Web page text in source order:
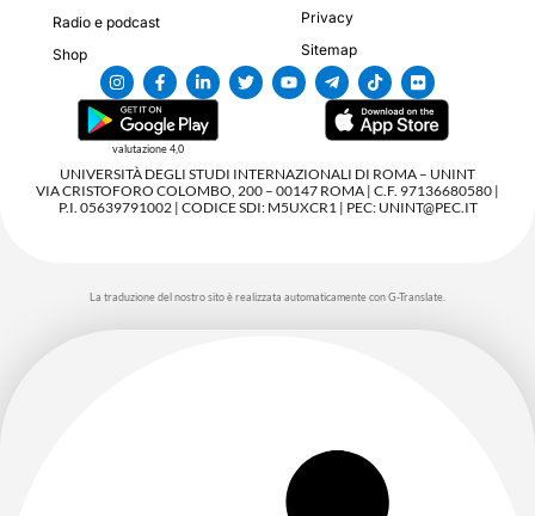
Radio e podcast
Shop
Privacy
Sitemap
valutazione 4,0
UNIVERSITÀ DEGLI STUDI INTERNAZIONALI DI ROMA – UNINT
VIA CRISTOFORO COLOMBO, 200 – 00147 ROMA | C.F. 97136680580 |
P.I. 05639791002 | CODICE SDI: M5UXCR1 | PEC: UNINT@PEC.IT
La traduzione del nostro sito è realizzata automaticamente con G-Translate.